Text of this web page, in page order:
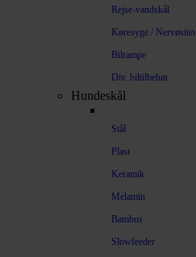
Rejse-vandskål
Køresyge / Nervøsitet
Bilrampe
Div. biltilbehør
Hundeskål
Stål
Plast
Keramik
Melamin
Bambus
Slowfeeder